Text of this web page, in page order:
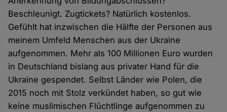
Beschleunigt. Zugtickets? Natürlich kostenlos.
Gefühlt hat inzwischen die Hälfte der Personen aus
meinem Umfeld Menschen aus der Ukraine
aufgenommen. Mehr als 100 Millionen Euro wurden
in Deutschland bislang aus privater Hand für die
Ukraine gespendet. Selbst Länder wie Polen, die
2015 noch mit Stolz verkündet haben, so gut wie
keine muslimischen Flüchtlinge aufgenommen zu